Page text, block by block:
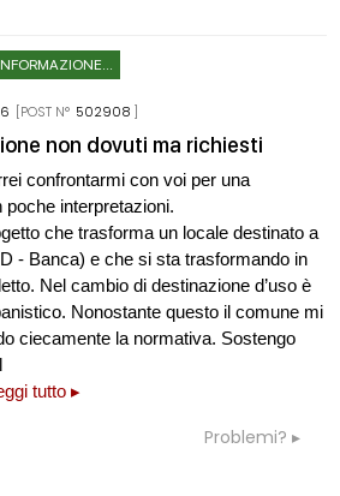
[POST N° 502908 ]
non dovuti ma richiesti
confrontarmi con voi per una
interpretazioni.
che trasforma un locale destinato a
D - Banca) e che si sta trasformando in
Nel cambio di destinazione d’uso è
Nonostante questo il comune mi
ciecamente la normativa. Sostengo
tutto ▸
Problemi?